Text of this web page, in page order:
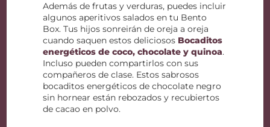
Además de frutas y verduras, puedes incluir
algunos aperitivos salados en tu Bento
Box. Tus hijos sonreirán de oreja a oreja
cuando saquen estos deliciosos Bocaditos
energéticos de coco, chocolate y quinoa.
Incluso pueden compartirlos con sus
compañeros de clase. Estos sabrosos
bocaditos energéticos de chocolate negro
sin hornear están rebozados y recubiertos
de cacao en polvo.